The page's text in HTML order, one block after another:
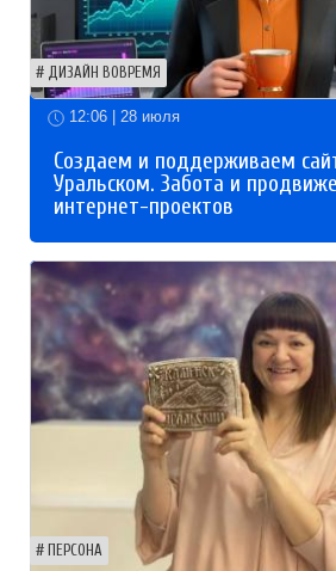
ДИЗАЙН ВОВРЕМЯ
12:06 | 28 июля
Создаем и поддерживаем
Уральском. Забота и
интернет-проектов
ПЕРСОНА